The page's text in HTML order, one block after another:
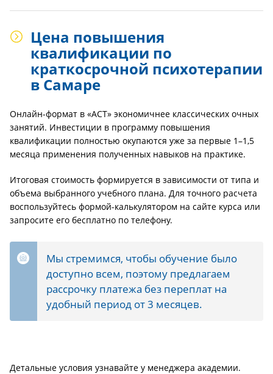
Цена повышения
квалификации по
краткосрочной психотерапии
в Самаре
Онлайн-формат в «АСТ» экономичнее классических очных
занятий. Инвестиции в программу повышения
квалификации полностью окупаются уже за первые 1–1,5
месяца применения полученных навыков на практике.
Итоговая стоимость формируется в зависимости от типа и
объема выбранного учебного плана. Для точного расчета
воспользуйтесь формой-калькулятором на сайте курса или
запросите его бесплатно по телефону.
Мы стремимся, чтобы обучение было
доступно всем, поэтому предлагаем
рассрочку платежа без переплат на
удобный период от 3 месяцев.
Детальные условия узнавайте у менеджера академии.